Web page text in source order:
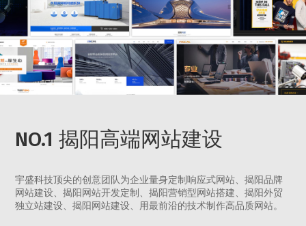
NO.1 揭阳高端网站建设
宇盛科技顶尖的创意团队为企业量身定制响应式网站、揭阳品牌
网站建设、揭阳网站开发定制、揭阳营销型网站搭建、揭阳外贸
独立站建设、揭阳网站建设、用最前沿的技术制作高品质网站。